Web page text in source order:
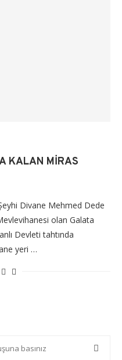
KALAN MIRAS
Divane Mehmed Dede
olan Galata
Devleti tahtında
yeri …